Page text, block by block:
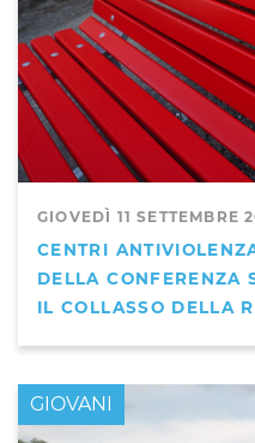
GIOVEDÌ 11 SETTEMBRE
CENTRI
DELLA CONFERENZA
IL COLLASSO DELLA
GIOVANI